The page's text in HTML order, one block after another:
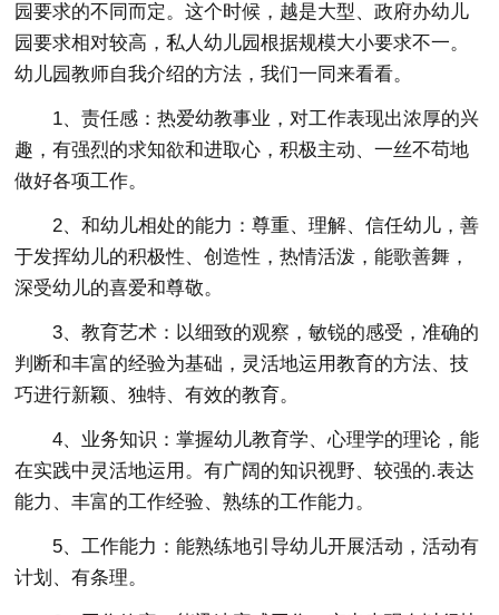
园要求的不同而定。这个时候，越是大型、政府办幼儿
园要求相对较高，私人幼儿园根据规模大小要求不一。
幼儿园教师自我介绍的方法，我们一同来看看。
1、责任感：热爱幼教事业，对工作表现出浓厚的兴
趣，有强烈的求知欲和进取心，积极主动、一丝不苟地
做好各项工作。
2、和幼儿相处的能力：尊重、理解、信任幼儿，善
于发挥幼儿的积极性、创造性，热情活泼，能歌善舞，
深受幼儿的喜爱和尊敬。
3、教育艺术：以细致的观察，敏锐的感受，准确的
判断和丰富的经验为基础，灵活地运用教育的方法、技
巧进行新颖、独特、有效的教育。
4、业务知识：掌握幼儿教育学、心理学的理论，能
在实践中灵活地运用。有广阔的知识视野、较强的.表达
能力、丰富的工作经验、熟练的工作能力。
5、工作能力：能熟练地引导幼儿开展活动，活动有
计划、有条理。